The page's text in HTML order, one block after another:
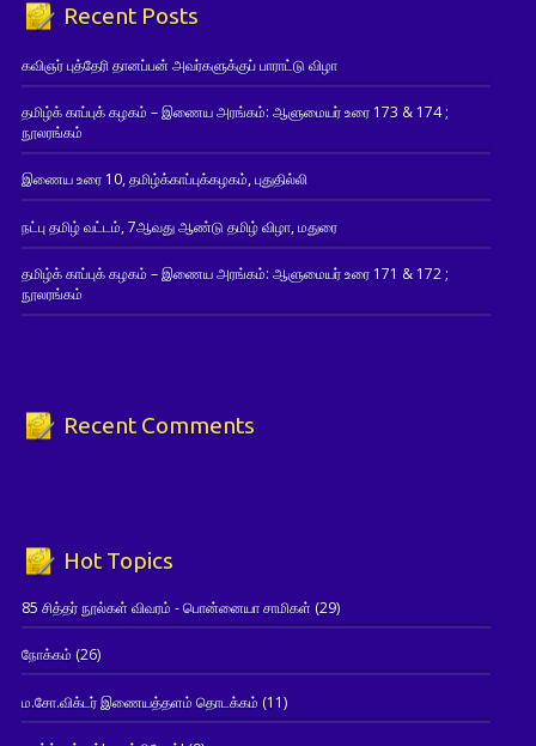
Recent Posts
கவிஞர் புத்தேரி தானப்பன் அவர்களுக்குப் பாராட்டு விழா
தமிழ்க் காப்புக் கழகம் – இணைய அரங்கம்: ஆளுமையர் உரை 173 & 174 ;
நூலரங்கம்
இணைய உரை 10, தமிழ்க்காப்புக்கழகம், புதுதில்லி
நட்பு தமிழ் வட்டம், 7ஆவது ஆண்டு தமிழ் விழா, மதுரை
தமிழ்க் காப்புக் கழகம் – இணைய அரங்கம்: ஆளுமையர் உரை 171 & 172 ;
நூலரங்கம்
Recent Comments
Hot Topics
85 சித்தர் நூல்கள் விவரம் - பொன்னையா சாமிகள் (29)
நோக்கம் (26)
ம.சோ.விக்டர் இணையத்தளம் தொடக்கம் (11)